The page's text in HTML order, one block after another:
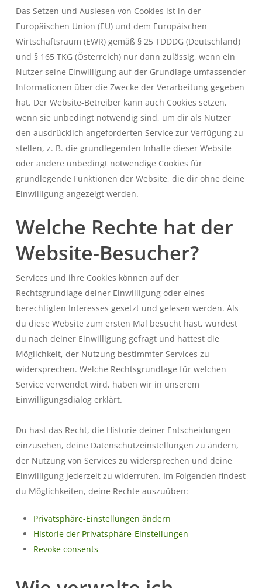
Das Setzen und Auslesen von Cookies ist in der
Europäischen Union (EU) und dem Europäischen
Wirtschaftsraum (EWR) gemäß § 25 TDDDG (Deutschland)
und § 165 TKG (Österreich) nur dann zulässig, wenn ein
Nutzer seine Einwilligung auf der Grundlage umfassender
Informationen über die Zwecke der Verarbeitung gegeben
hat. Der Website-Betreiber kann auch Cookies setzen,
wenn sie unbedingt notwendig sind, um dir als Nutzer
den ausdrücklich angeforderten Service zur Verfügung zu
stellen, z. B. die grundlegenden Inhalte dieser Website
oder andere unbedingt notwendige Cookies für
grundlegende Funktionen der Website, die dir ohne deine
Einwilligung angezeigt werden.
Welche Rechte hat der
Website-Besucher?
Services und ihre Cookies können auf der
Rechtsgrundlage deiner Einwilligung oder eines
berechtigten Interesses gesetzt und gelesen werden. Als
du diese Website zum ersten Mal besucht hast, wurdest
du nach deiner Einwilligung gefragt und hattest die
Möglichkeit, der Nutzung bestimmter Services zu
widersprechen. Welche Rechtsgrundlage für welchen
Service verwendet wird, haben wir in unserem
Einwilligungsdialog erklärt.
Du hast das Recht, die Historie deiner Entscheidungen
einzusehen, deine Datenschutzeinstellungen zu ändern,
der Nutzung von Services zu widersprechen und deine
Einwilligung jederzeit zu widerrufen. Im Folgenden findest
du Möglichkeiten, deine Rechte auszuüben:
Privatsphäre-Einstellungen ändern
Historie der Privatsphäre-Einstellungen
Revoke consents